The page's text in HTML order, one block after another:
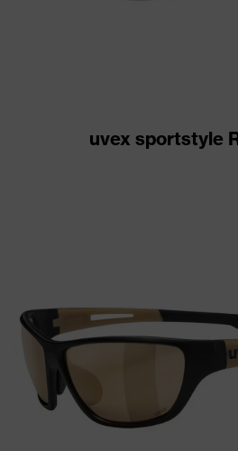
uvex sportstyle